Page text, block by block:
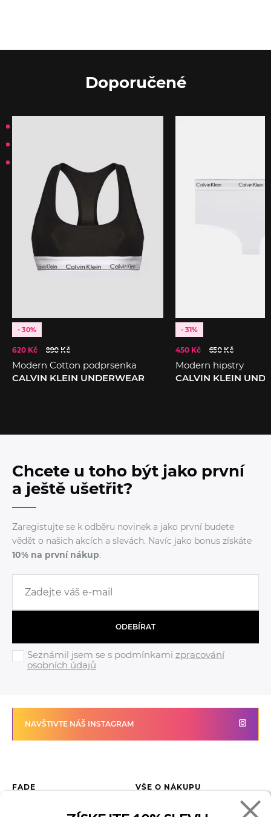
Doporučené
- 30%
620 Kč 890 Kč
Modern Cotton podprsenka
CALVIN KLEIN UNDERWEAR
- 31%
450 Kč 650 Kč
Modern hipstry
CALVIN KLEIN
Chcete u toho být jako první
a ještě ušetřit?
Zaregistujte se k odběru novinek a jako první budete
vědět o našich akcích a slevách. Navíc jako bonus získáte
10% na první nákup.
ODEBÍRAT
Seznámil jsem se s podmínkami zpracování
osobních údajů
NAVŠTIVTE NÁŠ INSTAGRAM
FADE
VŠE O NÁKUPU